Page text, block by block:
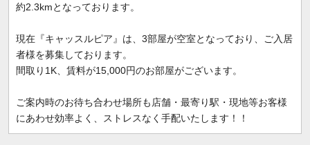
約2.3kmとなっております。
現在『キャッスルピア』は、3部屋が空室となっており、ご入居
者様を募集しております。
間取り1K、賃料が15,000円のお部屋がございます。
ご案内時のお待ち合わせ場所も店舗・最寄り駅・現地等お客様
にあわせ効率よく、ストレスなく手配いたします！！